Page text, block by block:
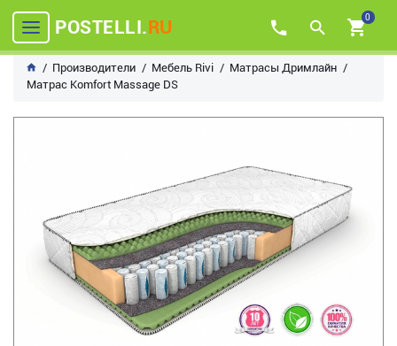
POSTELLI.RU 0
Производители Мебель Rivi
Матрасы Дримлайн
Матрас Komfort Massage DS